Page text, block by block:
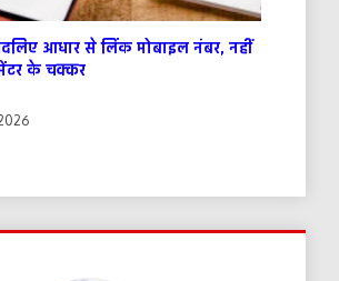
आधार से लिंक मोबाइल नंबर, नहीं
के चक्कर